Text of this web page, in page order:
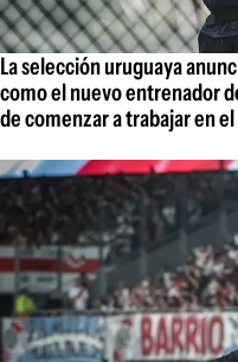
La selección uruguaya
como el nuevo entrenador
de comenzar a trabajar en